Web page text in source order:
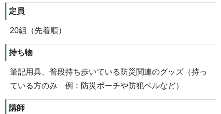
定員
20組（先着順）
持ち物
筆記用具、普段持ち歩いている防災関連のグッズ（持っ
ている方のみ 例：防災ポーチや防犯ベルなど）
講師